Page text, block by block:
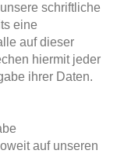
schriftliche
eine
auf dieser
hiermit jeder
ihrer Daten.
auf unseren